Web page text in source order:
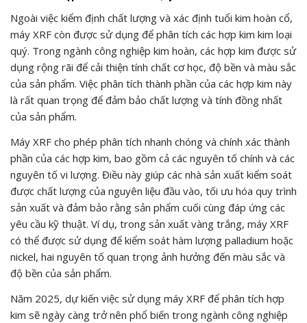
Ngoài việc kiểm định chất lượng và xác định tuổi kim hoàn cổ,
máy XRF còn được sử dụng để phân tích các hợp kim kim loại
quý. Trong ngành công nghiệp kim hoàn, các hợp kim được sử
dụng rộng rãi để cải thiện tính chất cơ học, độ bền và màu sắc
của sản phẩm. Việc phân tích thành phần của các hợp kim này
là rất quan trọng để đảm bảo chất lượng và tính đồng nhất
của sản phẩm.
Máy XRF cho phép phân tích nhanh chóng và chính xác thành
phần của các hợp kim, bao gồm cả các nguyên tố chính và các
nguyên tố vi lượng. Điều này giúp các nhà sản xuất kiểm soát
được chất lượng của nguyên liệu đầu vào, tối ưu hóa quy trình
sản xuất và đảm bảo rằng sản phẩm cuối cùng đáp ứng các
yêu cầu kỹ thuật. Ví dụ, trong sản xuất vàng trắng, máy XRF
có thể được sử dụng để kiểm soát hàm lượng palladium hoặc
nickel, hai nguyên tố quan trọng ảnh hưởng đến màu sắc và
độ bền của sản phẩm.
Năm 2025, dự kiến việc sử dụng máy XRF để phân tích hợp
kim sẽ ngày càng trở nên phổ biến trong ngành công nghiệp